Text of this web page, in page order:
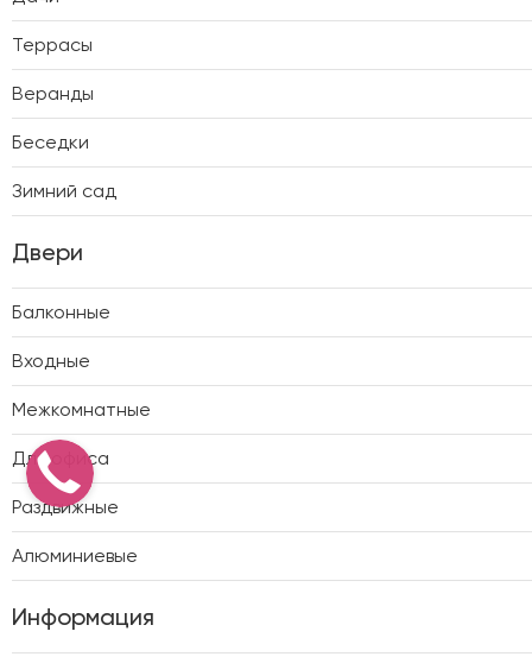
Террасы
Веранды
Беседки
Зимний сад
Двери
Балконные
Входные
Межкомнатные
Для офиса
Раздвижные
Алюминиевые
Информация